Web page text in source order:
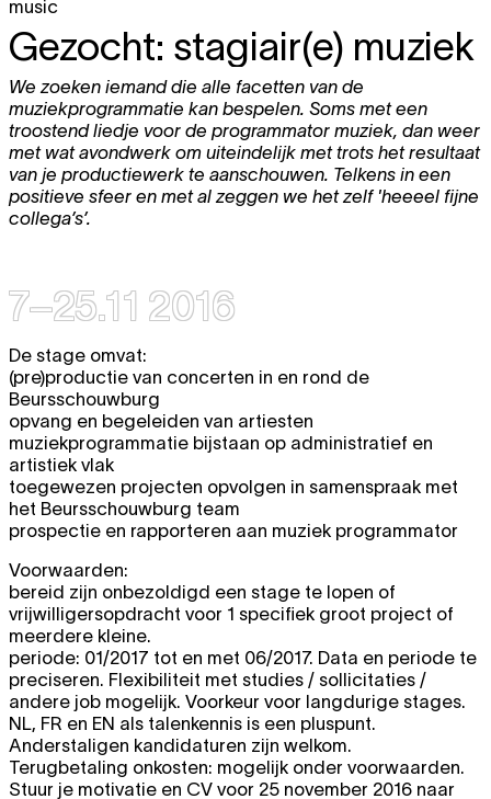
music
Gezocht: stagiair(e) muziek
We zoeken iemand die alle facetten van de
muziekprogrammatie kan bespelen. Soms met een
troostend liedje voor de programmator muziek, dan weer
met wat avondwerk om uiteindelijk met trots het resultaat
van je productiewerk te aanschouwen. Telkens in een
positieve sfeer en met al zeggen we het zelf 'heeeel fijne
collega’s’.
7–25.11 2016
De stage omvat:
(pre)productie van concerten in en rond de
Beursschouwburg
opvang en begeleiden van artiesten
muziekprogrammatie bijstaan op administratief en
artistiek vlak
toegewezen projecten opvolgen in samenspraak met
het Beursschouwburg team
prospectie en rapporteren aan muziek programmator
Voorwaarden:
bereid zijn onbezoldigd een stage te lopen of
vrijwilligersopdracht voor 1 specifiek groot project of
meerdere kleine.
periode: 01/2017 tot en met 06/2017. Data en periode te
preciseren. Flexibiliteit met studies / sollicitaties /
andere job mogelijk. Voorkeur voor langdurige stages.
NL, FR en EN als talenkennis is een pluspunt.
Anderstaligen kandidaturen zijn welkom.
Terugbetaling onkosten: mogelijk onder voorwaarden.
Stuur je motivatie en CV voor 25 november 2016 naar